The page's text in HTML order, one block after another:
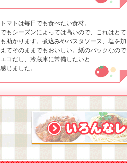
トマトは毎日でも食べたい食材。
でもシーズンによっては高いので、これはとて
も助かります。煮込みやパスタソース、塩を加
えてそのままでもおいしい。紙のパックなので
エコだし、冷蔵庫に常備したいと
感じました。